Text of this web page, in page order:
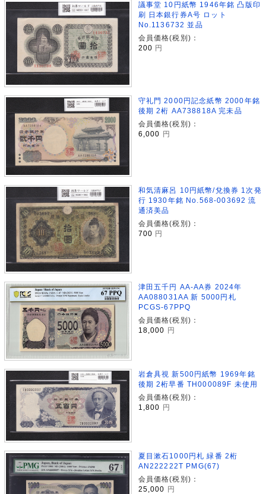
議事堂 10円紙幣 1946年銘 凸版印
刷 日本銀行券A号 ロット
No.1136732 並品
会員価格(税別)：
200 円
守礼門 2000円記念紙幣 2000年銘
後期 2桁 AA738818A 完未品
会員価格(税別)：
6,000 円
和気清麻呂 10円紙幣/兌換券 1次発
行 1930年銘 No.568-003692 流
通済美品
会員価格(税別)：
700 円
津田五千円 AA-AA券 2024年
AA088031AA 新 5000円札
PCGS-67PPQ
会員価格(税別)：
18,000 円
岩倉具視 新500円紙幣 1969年銘
後期 2桁早番 TH000089F 未使用
会員価格(税別)：
1,800 円
夏目漱石1000円札 緑番 2桁
AN222222T PMG(67)
会員価格(税別)：
25,000
円